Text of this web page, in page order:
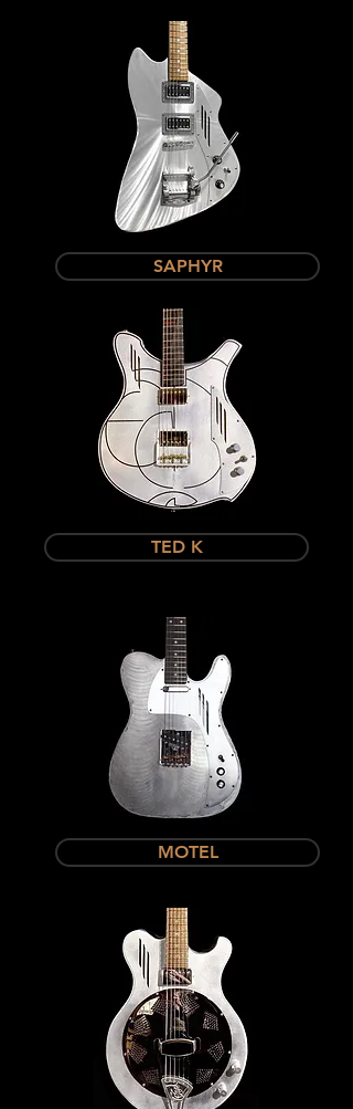
SAPHYR
TED K
MOTEL